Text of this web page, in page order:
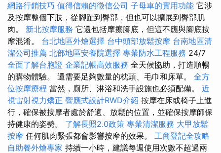
網路行銷技巧 值得信賴的徵信公司 子母車的實用功能 它涉
及按摩整個下肢，從腳趾到臀部，但也可以擴展到臀部肌
肉。 新北按摩服務 它還包括摩擦腳底，但這不應與腳底按
摩混淆。 台北地區外燴選擇 台中頭部放鬆按摩 台南地區清
潔公司推薦 北部地區安養院選擇 專業防水工程服務 24/7
全面了解台胞證 企業記帳高效服務 全天候協助，打造順暢
的購物體驗。 還需要足夠數量的枕頭、毛巾和床單。 全方
位按摩療程 當然，廁所、淋浴和洗手設施也必須配備。 近
視雷射視力矯正 響應式設計RWD介紹 按摩在床或椅子上進
行，確保被按摩者處於舒適、放鬆的位置，並確保按摩師保
持健康的姿勢。 了解長照2.0政策 專業清潔服務 大甲放鬆
按摩 任何肌肉緊張都會影響按摩的效果。 工商登記全攻略
自助餐外燴專家 持續一小時，建議每週使用次數不超過兩